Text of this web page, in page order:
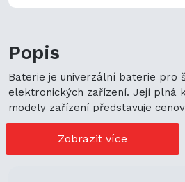
Popis
Baterie je univerzální baterie pro
elektronických zařízení. Její plná
modely zařízení představuje
nákupu. Její univerzální použití
ekologickou udržitelnost a
Zobrazit více